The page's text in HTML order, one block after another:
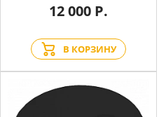
12 000 Р.
В КОРЗИНУ